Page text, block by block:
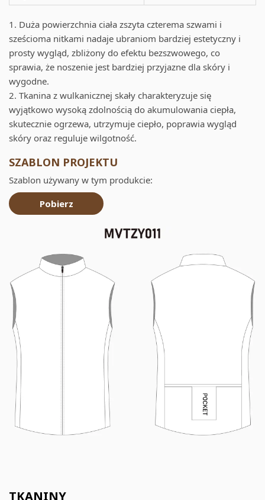
1. Duża powierzchnia ciała zszyta czterema szwami i
sześcioma nitkami nadaje ubraniom bardziej estetyczny i
prosty wygląd, zbliżony do efektu bezszwowego, co
sprawia, że noszenie jest bardziej przyjazne dla skóry i
wygodne.
2. Tkanina z wulkanicznej skały charakteryzuje się
wyjątkowo wysoką zdolnością do akumulowania ciepła,
skutecznie ogrzewa, utrzymuje ciepło, poprawia wygląd
skóry oraz reguluje wilgotność.
SZABLON PROJEKTU
Szablon używany w tym produkcie:
Pobierz
TKANINY